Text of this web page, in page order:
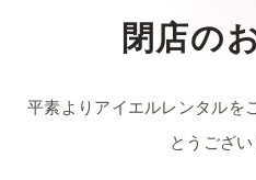
閉店の
平素よりアイエルレンタルを
とうござい